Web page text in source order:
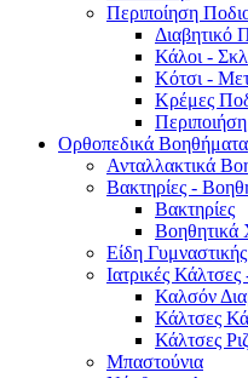
Περιποίηση
Διαβητικό
Κάλοι -
Κότσι -
Κρέμες
Ορθοπεδικά Βοηθήματα
Ανταλλακτικά
Βακτηρίες -
Βακτηρίες
Βοηθητικά
Είδη Γυμναστικής
Ιατρικές
Καλσόν
Κάλτσες
Κάλτσες
Μπαστούνια